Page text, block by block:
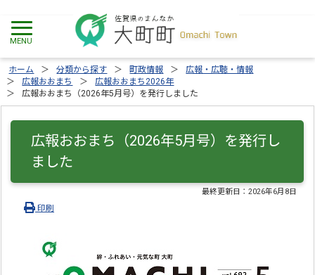
ホーム 分類から探す 町政情報
広報・広聴・情報
広報おおまち
広報おおまち2026年
広報おおまち（2026年5月号）を発行しました
広報おおまち（2026年5月号）を発行し
ました
最終更新日：2026年6月8日
印刷